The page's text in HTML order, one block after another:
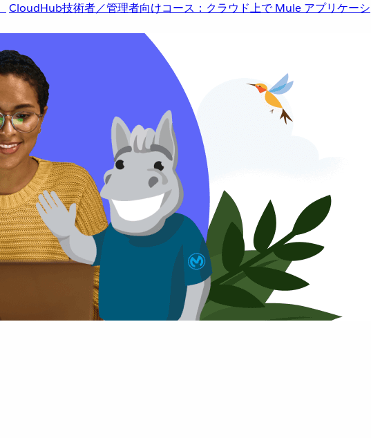
CloudHub技術者／管理者向けコース：クラウド上で Mule アプリケーシ